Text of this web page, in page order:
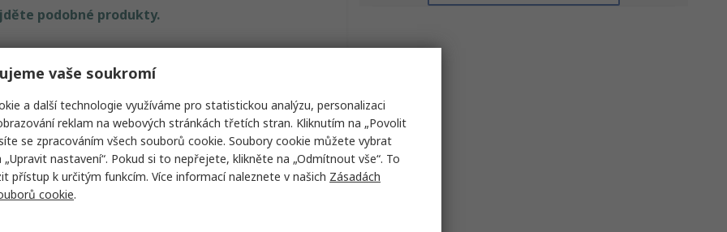
podobné produkty.
Páskovací sada
185kg
vaše soukromí
a další technologie využíváme pro statistickou analýzu, personalizaci
reklam na webových stránkách třetích stran. Kliknutím na „Povolit
se zpracováním všech souborů cookie. Soubory cookie můžete vybrat
nastavení“. Pokud si to nepřejete, klikněte na „Odmítnout vše“. To
přístup k určitým funkcím. Více informací naleznete v našich Zásadách
cookie.